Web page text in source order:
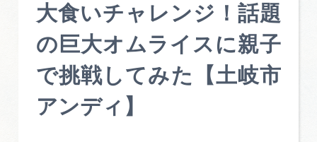
ぎふ旅レポーター記事
早わかり岐阜
買い物・お土産
体験予約サイト「ＶＩＳＩＴ岐阜県」
大食いチャレンジ！話題
の巨大オムライスに親子
で挑戦してみた【土岐市
アンディ】